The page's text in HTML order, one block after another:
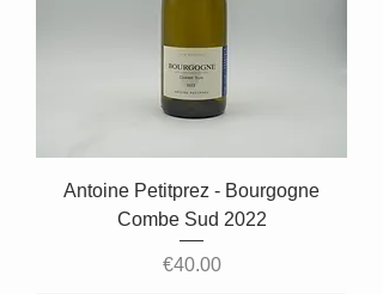
Antoine Petitprez - Bourgogne
Combe Sud 2022
Price
€40.00